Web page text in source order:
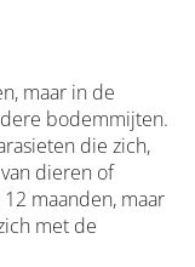
maar in de
bodemmijten.
die zich,
dieren of
maanden, maar
met de